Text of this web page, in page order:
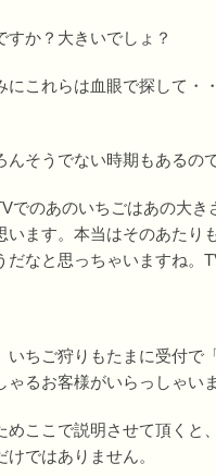
すか？大きいでしょ？
にこれらは血眼で探して・
んそうでない時期もあるの
でのあのいちごはあの大
います。本当はそのあたり
だなと思っちゃいますね。
いちご狩りもたまに受付で
ゃるお客様がいらっしゃいま
めここで説明させて頂くと
けではありません。